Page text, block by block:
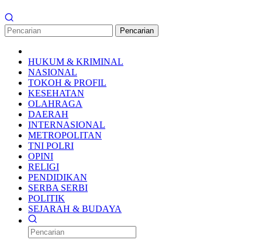
Pencarian
HUKUM & KRIMINAL
NASIONAL
TOKOH & PROFIL
KESEHATAN
OLAHRAGA
DAERAH
INTERNASIONAL
METROPOLITAN
TNI POLRI
OPINI
RELIGI
PENDIDIKAN
SERBA SERBI
POLITIK
SEJARAH & BUDAYA